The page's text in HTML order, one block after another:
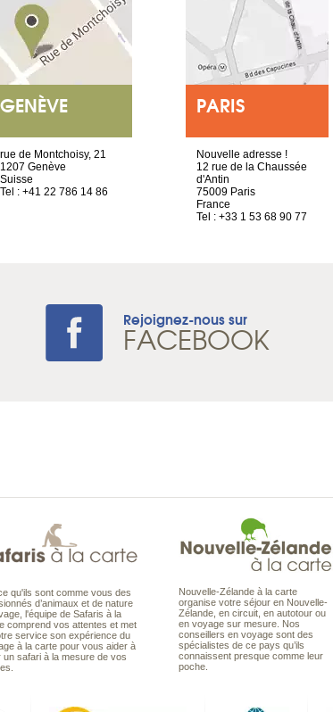
GENÈVE
rue de Montchoisy, 21
1207 Genève
Suisse
Tel : +41 22 786 14 86
PARIS
Nouvelle adresse !
12 rue de la Chaussée
d'Antin
75009 Paris
France
Tel : +33 1 53 68 90 77
Rejoignez-nous sur
FACEBOOK
qu'ils sont comme vous des
d’animaux et de nature
l'équipe de Safaris à la
comprend vos attentes et met
service son expérience du
à la carte pour vous aider à
un safari à la mesure de vos
Nouvelle-Zélande à la carte
organise votre séjour en Nouvelle-
Zélande, en circuit, en autotour ou
en voyage sur mesure. Nos
conseillers en voyage sont des
spécialistes de ce pays qu’ils
connaissent presque comme leur
poche.